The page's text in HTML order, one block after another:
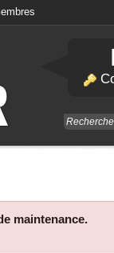
maintenance.